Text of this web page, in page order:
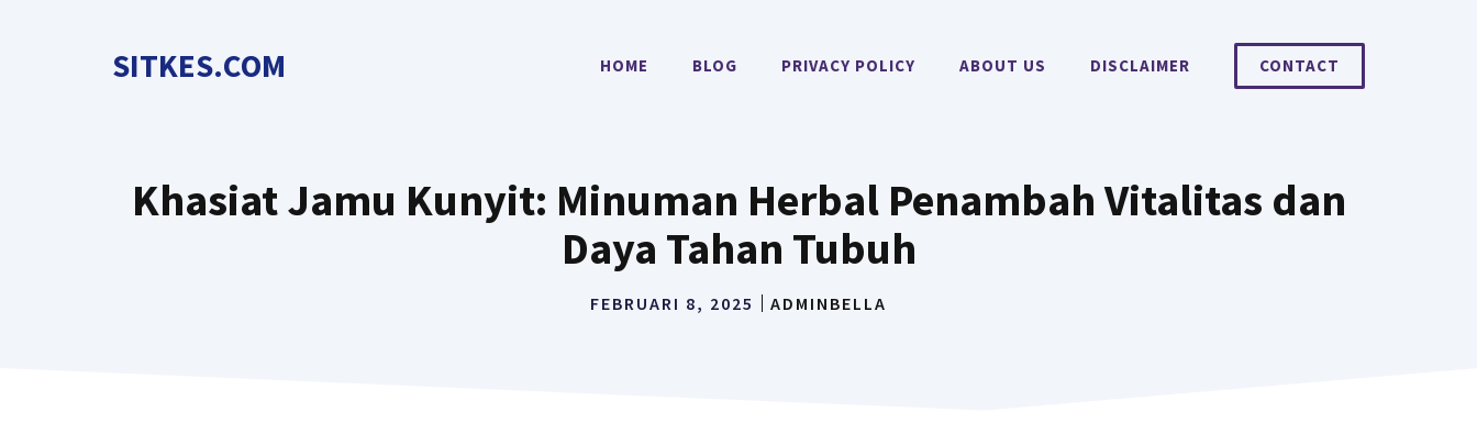
SITKES.COM HOME BLOG PRIVACY POLICY ABOUT US DISCLAIMER CONTACT
Khasiat Jamu Kunyit: Minuman Herbal Penambah Vitalitas dan
Daya Tahan Tubuh
FEBRUARI 8, 2025 ADMINBELLA